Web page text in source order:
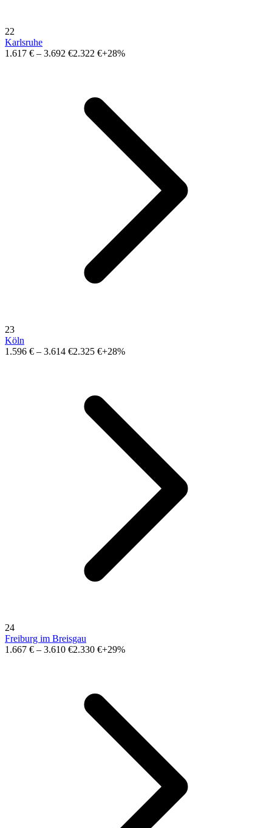
22
Karlsruhe
1.617 € – 3.692 €2.322 €+28%
23
Köln
1.596 € – 3.614 €2.325 €+28%
24
Freiburg im Breisgau
1.667 € – 3.610 €2.330 €+29%